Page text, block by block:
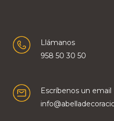
Llámanos
958 50 30 50
Escríbenos un email